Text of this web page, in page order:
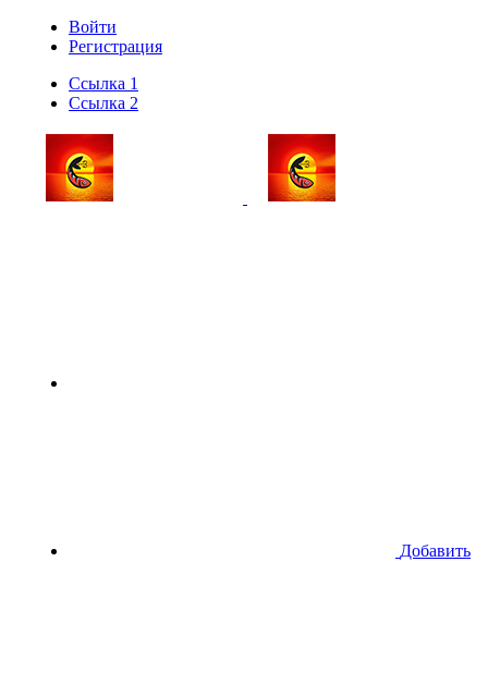
Войти
Регистрация
Ссылка 1
Ссылка 2
Добавить